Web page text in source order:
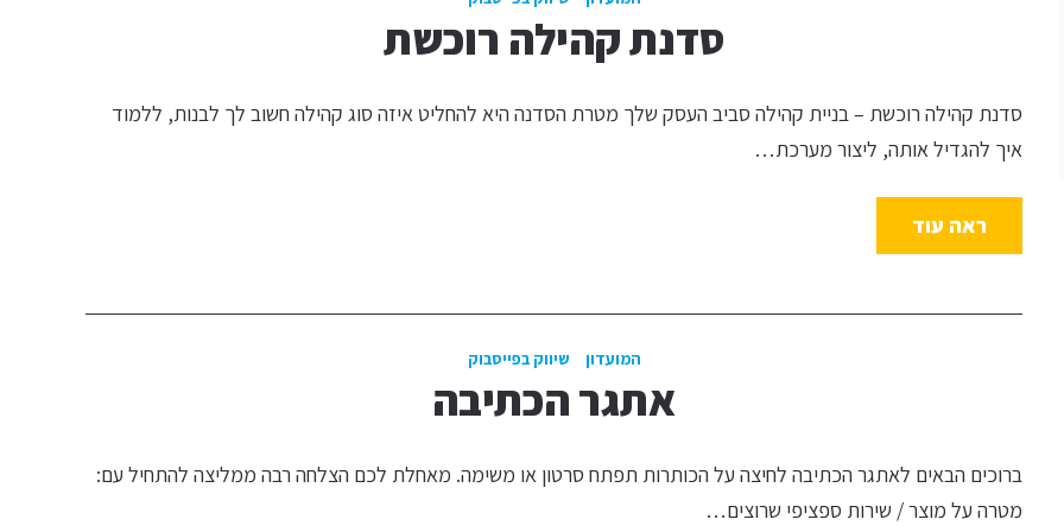
סדנת קהילה רוכשת
סדנת קהילה רוכשת – בניית קהילה סביב העסק שלך מטרת הסדנה היא להחליט איזה סוג קהילה חשוב לך לבנות, ללמוד
איך להגדיל אותה, ליצור מערכת…
ראה עוד
המועדון שיווק בפייסבוק
אתגר הכתיבה
ברוכים הבאים לאתגר הכתיבה לחיצה על הכותרות תפתח סרטון או משימה. מאחלת לכם הצלחה רבה ממליצה להתחיל עם:
מטרה על מוצר / שירות ספציפי שרוצים…